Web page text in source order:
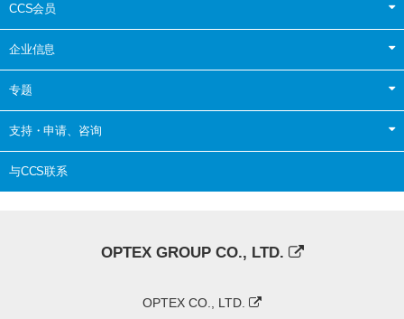
CCS会员
企业信息
专题
支持・申请、咨询
与CCS联系
OPTEX GROUP CO., LTD.
OPTEX CO., LTD.